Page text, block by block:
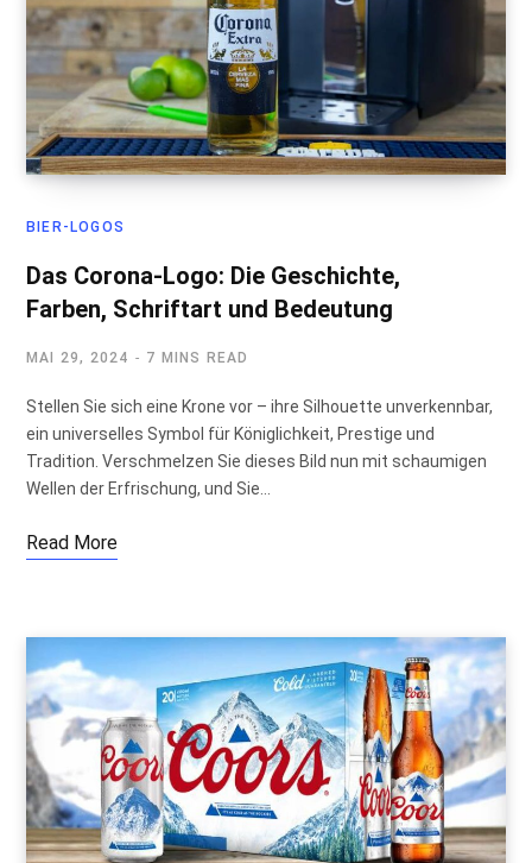
BIER-LOGOS
Das Corona-Logo: Die Geschichte,
Farben, Schriftart und Bedeutung
MAI 29, 2024 7 MINS READ
Stellen Sie sich eine Krone vor – ihre Silhouette unverkennbar,
ein universelles Symbol für Königlichkeit, Prestige und
Tradition. Verschmelzen Sie dieses Bild nun mit schaumigen
Wellen der Erfrischung, und Sie…
Read More